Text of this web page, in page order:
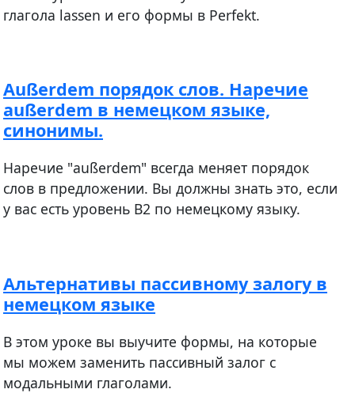
глагола lassen и его формы в Perfekt.
Außerdem порядок слов. Наречие
außerdem в немецком языке,
синонимы.
Наречие "außerdem" всегда меняет порядок
слов в предложении. Вы должны знать это, если
у вас есть уровень В2 по немецкому языку.
Альтернативы пассивному залогу в
немецком языке
В этом уроке вы выучите формы, на которые
мы можем заменить пассивный залог с
модальными глаголами.